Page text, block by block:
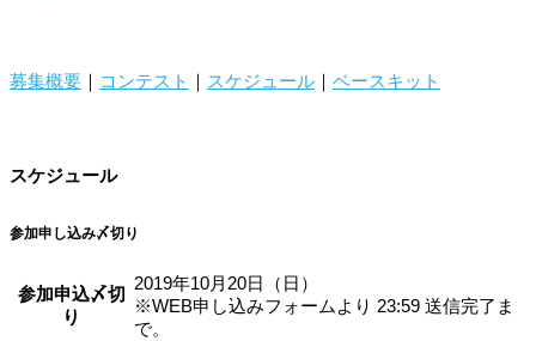
募集概要 ｜ コンテスト ｜ スケジュール ｜ ベースキット
スケジュール
参加申し込み〆切り
参加申込〆切
り
2019年10月20日（日）
※WEB申し込みフォームより 23:59 送信完了ま
で。